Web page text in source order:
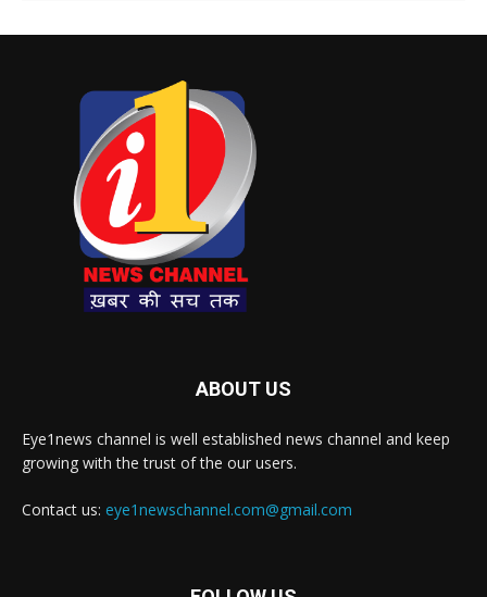
ABOUT US
Eye1news channel is well established news channel and keep
growing with the trust of the our users.
Contact us: eye1newschannel.com@gmail.com